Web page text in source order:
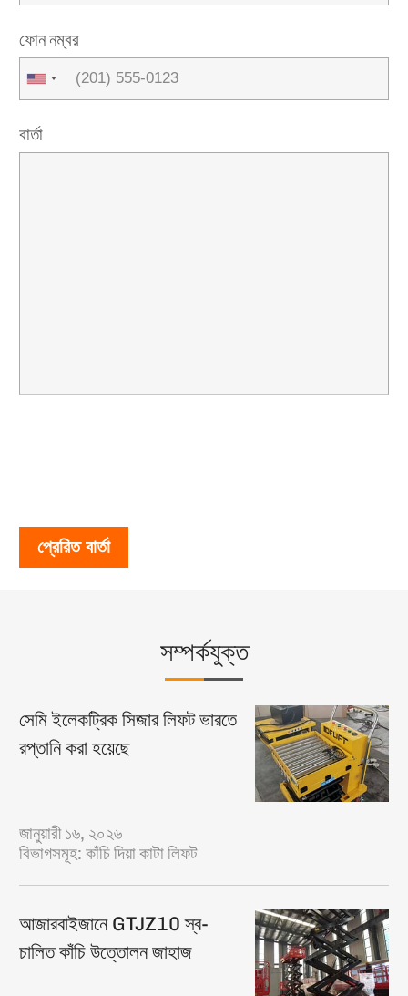
ফোন নম্বর
বার্তা
প্রেরিত বার্তা
সম্পর্কযুক্ত
সেমি ইলেকট্রিক সিজার লিফট ভারতে
রপ্তানি করা হয়েছে
জানুয়ারী ১৬, ২০২৬
বিভাগসমূহ:কাঁচি দিয়া কাটা লিফট
আজারবাইজানে GTJZ10 স্ব-
চালিত কাঁচি উত্তোলন জাহাজ